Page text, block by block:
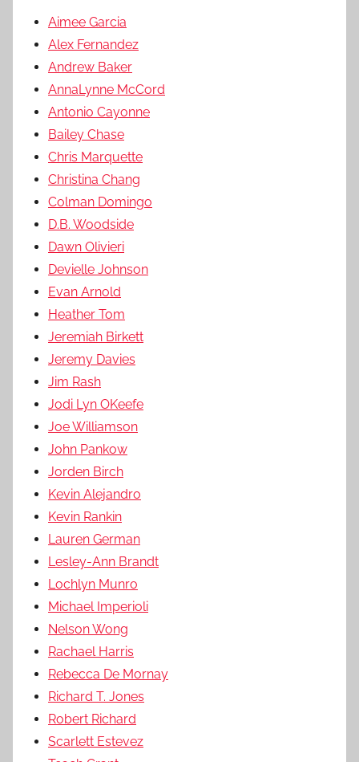
Aimee Garcia
Alex Fernandez
Andrew Baker
AnnaLynne McCord
Antonio Cayonne
Bailey Chase
Chris Marquette
Christina Chang
Colman Domingo
D.B. Woodside
Dawn Olivieri
Devielle Johnson
Evan Arnold
Heather Tom
Jeremiah Birkett
Jeremy Davies
Jim Rash
Jodi Lyn OKeefe
Joe Williamson
John Pankow
Jorden Birch
Kevin Alejandro
Kevin Rankin
Lauren German
Lesley-Ann Brandt
Lochlyn Munro
Michael Imperioli
Nelson Wong
Rachael Harris
Rebecca De Mornay
Richard T. Jones
Robert Richard
Scarlett Estevez